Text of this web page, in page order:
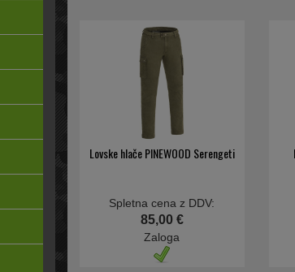
Lovske hlače PINEWOOD Serengeti
Spletna cena z DDV:
85,00 €
Zaloga